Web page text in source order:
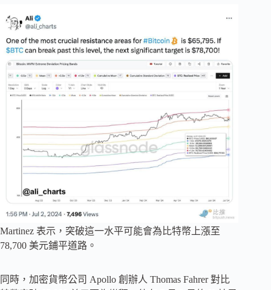
Martinez 表示，突破這一水平可能會為比特幣上漲至
78,700 美元鋪平道路。
同時，加密貨幣公司 Apollo 創辦人 Thomas Fahrer 對比